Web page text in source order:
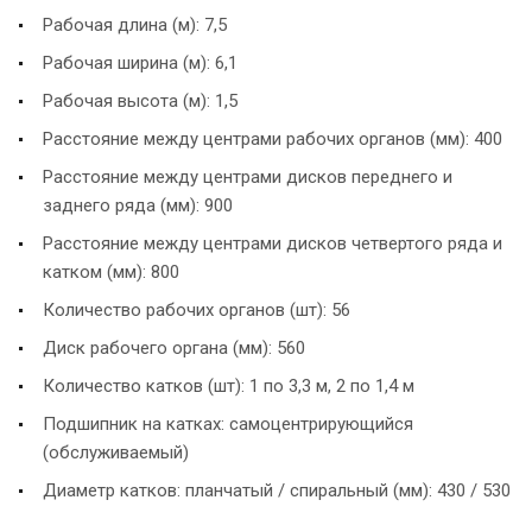
Рабочая длина (м): 7,5
Рабочая ширина (м): 6,1
Рабочая высота (м): 1,5
Расстояние между центрами рабочих органов (мм): 400
Расстояние между центрами дисков переднего и
заднего ряда (мм): 900
Расстояние между центрами дисков четвертого ряда и
катком (мм): 800
Количество рабочих органов (шт): 56
Диск рабочего органа (мм): 560
Количество катков (шт): 1 по 3,3 м, 2 по 1,4 м
Подшипник на катках: самоцентрирующийся
(обслуживаемый)
Диаметр катков: планчатый / спиральный (мм): 430 / 530